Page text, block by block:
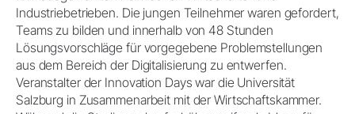
Industriebetrieben. Die jungen Teilnehmer waren gefordert,
Teams zu bilden und innerhalb von 48 Stunden
Lösungsvorschläge für vorgegebene Problemstellungen
aus dem Bereich der Digitalisierung zu entwerfen.
Veranstalter der Innovation Days war die Universität
Salzburg in Zusammenarbeit mit der Wirtschaftskammer.